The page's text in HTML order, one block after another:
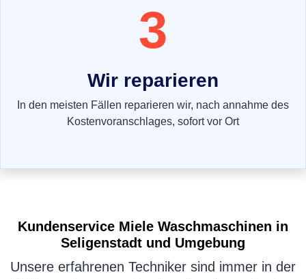
3
Wir reparieren
In den meisten Fällen reparieren wir, nach annahme des
Kostenvoranschlages, sofort vor Ort
Kundenservice Miele Waschmaschinen in
Seligenstadt und Umgebung
Unsere erfahrenen Techniker sind immer in der